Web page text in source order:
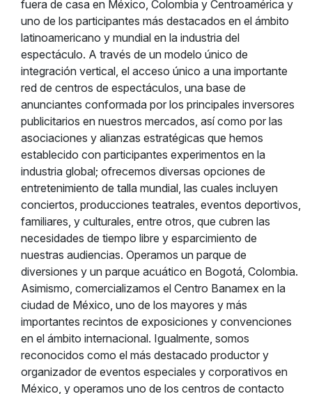
fuera de casa en México, Colombia y Centroamérica y
uno de los participantes más destacados en el ámbito
latinoamericano y mundial en la industria del
espectáculo. A través de un modelo único de
integración vertical, el acceso único a una importante
red de centros de espectáculos, una base de
anunciantes conformada por los principales inversores
publicitarios en nuestros mercados, así como por las
asociaciones y alianzas estratégicas que hemos
establecido con participantes experimentos en la
industria global; ofrecemos diversas opciones de
entretenimiento de talla mundial, las cuales incluyen
conciertos, producciones teatrales, eventos deportivos,
familiares, y culturales, entre otros, que cubren las
necesidades de tiempo libre y esparcimiento de
nuestras audiencias. Operamos un parque de
diversiones y un parque acuático en Bogotá, Colombia.
Asimismo, comercializamos el Centro Banamex en la
ciudad de México, uno de los mayores y más
importantes recintos de exposiciones y convenciones
en el ámbito internacional. Igualmente, somos
reconocidos como el más destacado productor y
organizador de eventos especiales y corporativos en
México, y operamos uno de los centros de contacto